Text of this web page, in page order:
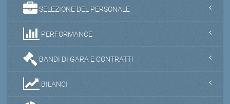
SELEZIONE DEL PERSONALE
PERFORMANCE
BANDI DI GARA E CONTRATTI
BILANCI